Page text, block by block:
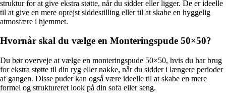
struktur for at give ekstra støtte, når du sidder eller ligger. De er ideelle
til at give en mere oprejst siddestilling eller til at skabe en hyggelig
atmosfære i hjemmet.
Hvornår skal du vælge en Monteringspude 50×50?
Du bør overveje at vælge en monteringspude 50×50, hvis du har brug
for ekstra støtte til din ryg eller nakke, når du sidder i længere perioder
af gangen. Disse puder kan også være ideelle til at skabe en mere
formel og struktureret look på din sofa eller seng.